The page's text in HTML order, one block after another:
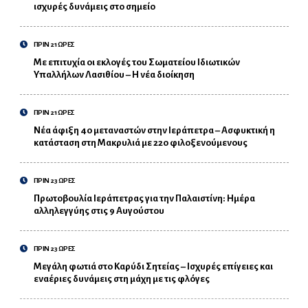
ισχυρές δυνάμεις στο σημείο
ΠΡΙΝ 21 ΩΡΕΣ
Με επιτυχία οι εκλογές του Σωματείου Ιδιωτικών
Υπαλλήλων Λασιθίου – Η νέα διοίκηση
ΠΡΙΝ 21 ΩΡΕΣ
Νέα άφιξη 40 μεταναστών στην Ιεράπετρα – Ασφυκτική η
κατάσταση στη Μακρυλιά με 220 φιλοξενούμενους
ΠΡΙΝ 23 ΩΡΕΣ
Πρωτοβουλία Ιεράπετρας για την Παλαιστίνη: Ημέρα
αλληλεγγύης στις 9 Αυγούστου
ΠΡΙΝ 23 ΩΡΕΣ
Μεγάλη φωτιά στο Καρύδι Σητείας – Ισχυρές επίγειες και
εναέριες δυνάμεις στη μάχη με τις φλόγες